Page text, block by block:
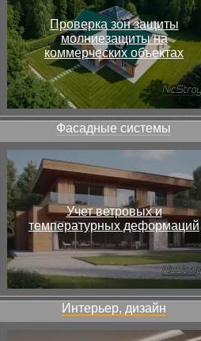
Проверка зон защиты
молниезащиты на
коммерческих объектах
Фасадные системы
Учет ветровых и
температурных деформаций
Интерьер, дизайн